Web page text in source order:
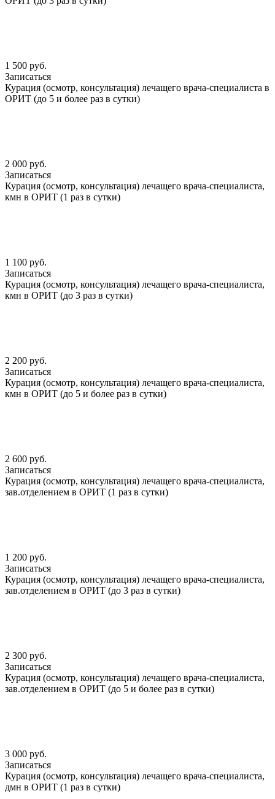
1 500 руб.
Записаться
Курация (осмотр, консультация) лечащего врача-специалиста в
ОРИТ (до 5 и более раз в сутки)
2 000 руб.
Записаться
Курация (осмотр, консультация) лечащего врача-специалиста,
кмн в ОРИТ (1 раз в сутки)
1 100 руб.
Записаться
Курация (осмотр, консультация) лечащего врача-специалиста,
кмн в ОРИТ (до 3 раз в сутки)
2 200 руб.
Записаться
Курация (осмотр, консультация) лечащего врача-специалиста,
кмн в ОРИТ (до 5 и более раз в сутки)
2 600 руб.
Записаться
Курация (осмотр, консультация) лечащего врача-специалиста,
зав.отделением в ОРИТ (1 раз в сутки)
1 200 руб.
Записаться
Курация (осмотр, консультация) лечащего врача-специалиста,
зав.отделением в ОРИТ (до 3 раз в сутки)
2 300 руб.
Записаться
Курация (осмотр, консультация) лечащего врача-специалиста,
зав.отделением в ОРИТ (до 5 и более раз в сутки)
3 000 руб.
Записаться
Курация (осмотр, консультация) лечащего врача-специалиста,
дмн в ОРИТ (1 раз в сутки)